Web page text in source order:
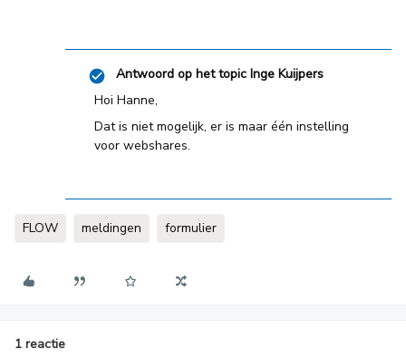
Antwoord op het topic Inge Kuijpers
Hoi Hanne,
Dat is niet mogelijk, er is maar één instelling
voor webshares.
FLOW meldingen formulier
1 reactie